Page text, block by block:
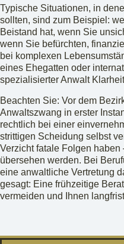
Typische Situationen, in
sollten, sind zum Beispiel:
Beistand hat, wenn Sie
wenn Sie befürchten,
bei komplexen
eines Ehegatten oder
spezialisierter Anwalt
Beachten Sie: Vor dem
Anwaltszwang in erster
rechtlich bei einer
strittigen Scheidung selbst
Verzicht fatale Folgen
übersehen werden. Bei
eine anwaltliche Vertretung
gesagt: Eine frühzeitige
vermeiden und Ihnen